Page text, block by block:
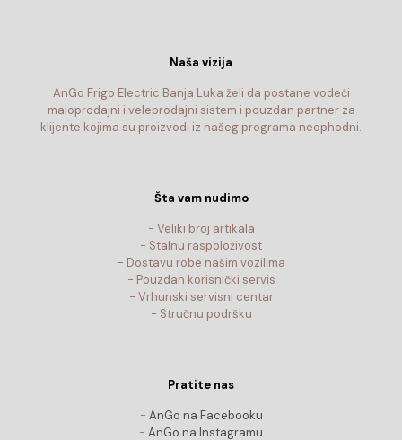
Naša vizija
AnGo Frigo Electric Banja Luka želi da postane vodeći
maloprodajni i veleprodajni sistem i pouzdan partner za
klijente kojima su proizvodi iz našeg programa neophodni.
Šta vam nudimo
- Veliki broj artikala
- Stalnu raspoloživost
- Dostavu robe našim vozilima
- Pouzdan korisnički servis
- Vrhunski servisni centar
- Stručnu podršku
Pratite nas
- AnGo na Facebooku
- AnGo na Instagramu